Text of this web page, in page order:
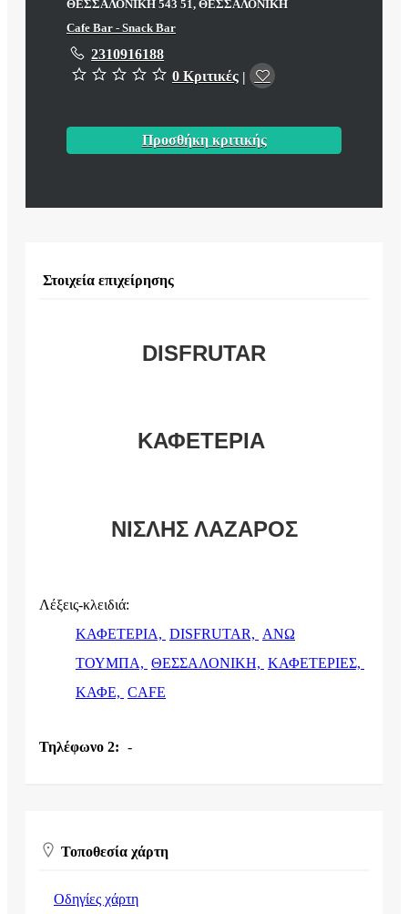
ΘΕΣΣΑΛΟΝΙΚΗ 543 51, ΘΕΣΣΑΛΟΝΙΚΗ
Cafe Bar - Snack Bar
2310916188
0 Κριτικές |
Προσθήκη κριτικής
Στοιχεία επιχείρησης
DISFRUTAR
ΚΑΦΕΤΕΡΙΑ
ΝΙΣΛΗΣ ΛΑΖΑΡΟΣ
Λέξεις-κλειδιά:
ΚΑΦΕΤΕΡΙΑ, DISFRUTAR, ΑΝΩ
ΤΟΥΜΠΑ, ΘΕΣΣΑΛΟΝΙΚΗ, ΚΑΦΕΤΕΡΙΕΣ,
ΚΑΦΕ, CAFE
Τηλέφωνο 2: -
Τοποθεσία χάρτη
Οδηγίες χάρτη